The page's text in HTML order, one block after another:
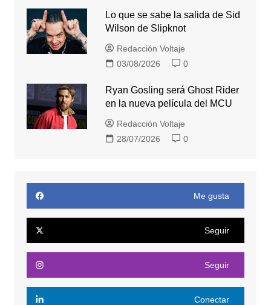
Lo que se sabe la salida de Sid
Wilson de Slipknot
Redacción Voltaje
03/08/2026
0
Ryan Gosling será Ghost Rider
en la nueva película del MCU
Redacción Voltaje
28/07/2026
0
Me gusta
Seguir
Seguir
Conectar